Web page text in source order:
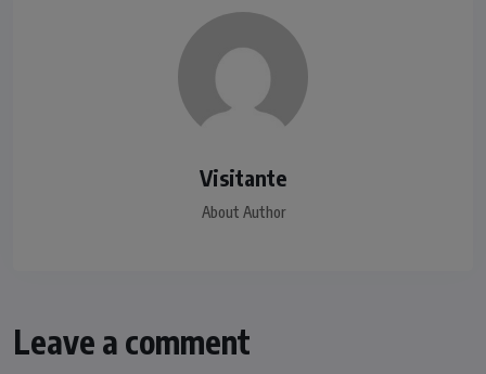
Visitante
About Author
Leave a comment